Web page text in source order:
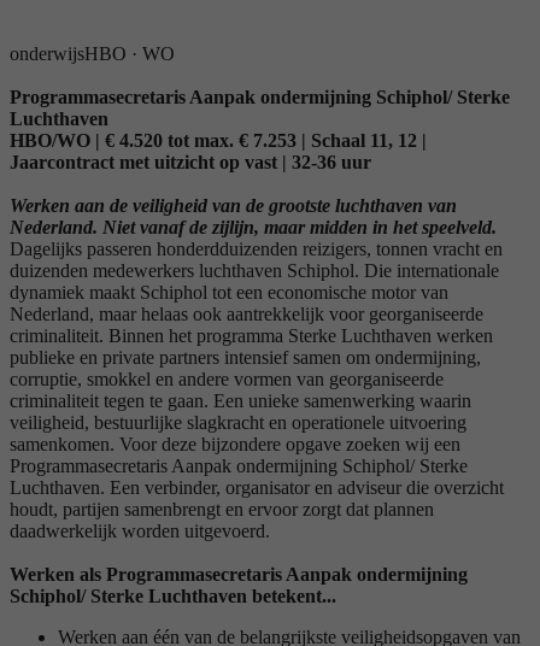
onderwijsHBO · WO
Programmasecretaris Aanpak ondermijning Schiphol/ Sterke
Luchthaven
HBO/WO | € 4.520 tot max. € 7.253 | Schaal 11, 12 |
Jaarcontract met uitzicht op vast | 32-36 uur
Werken aan de veiligheid van de grootste luchthaven van
Nederland. Niet vanaf de zijlijn, maar midden in het speelveld.
Dagelijks passeren honderdduizenden reizigers, tonnen vracht en
duizenden medewerkers luchthaven Schiphol. Die internationale
dynamiek maakt Schiphol tot een economische motor van
Nederland, maar helaas ook aantrekkelijk voor georganiseerde
criminaliteit. Binnen het programma Sterke Luchthaven werken
publieke en private partners intensief samen om ondermijning,
corruptie, smokkel en andere vormen van georganiseerde
criminaliteit tegen te gaan. Een unieke samenwerking waarin
veiligheid, bestuurlijke slagkracht en operationele uitvoering
samenkomen. Voor deze bijzondere opgave zoeken wij een
Programmasecretaris Aanpak ondermijning Schiphol/ Sterke
Luchthaven. Een verbinder, organisator en adviseur die overzicht
houdt, partijen samenbrengt en ervoor zorgt dat plannen
daadwerkelijk worden uitgevoerd.
Werken als Programmasecretaris Aanpak ondermijning
Schiphol/ Sterke Luchthaven betekent...
Werken aan één van de belangrijkste veiligheidsopgaven van